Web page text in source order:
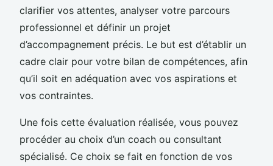
clarifier vos attentes, analyser votre parcours
professionnel et définir un projet
d’accompagnement précis. Le but est d’établir un
cadre clair pour votre bilan de compétences, afin
qu’il soit en adéquation avec vos aspirations et
vos contraintes.
Une fois cette évaluation réalisée, vous pouvez
procéder au choix d’un coach ou consultant
spécialisé. Ce choix se fait en fonction de vos